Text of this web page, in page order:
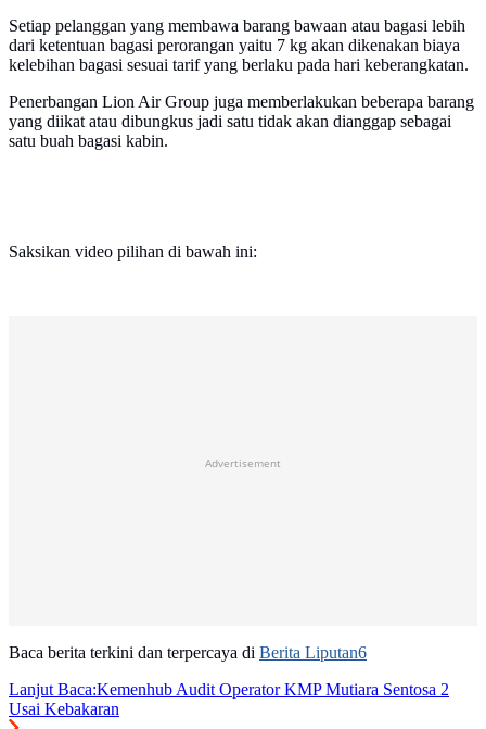
Setiap pelanggan yang membawa barang bawaan atau bagasi lebih
dari ketentuan bagasi perorangan yaitu 7 kg akan dikenakan biaya
kelebihan bagasi sesuai tarif yang berlaku pada hari keberangkatan.
Penerbangan Lion Air Group juga memberlakukan beberapa barang
yang diikat atau dibungkus jadi satu tidak akan dianggap sebagai
satu buah bagasi kabin.
Saksikan video pilihan di bawah ini:
Advertisement
Baca berita terkini dan terpercaya di Berita Liputan6
Lanjut Baca:Kemenhub Audit Operator KMP Mutiara Sentosa 2
Usai Kebakaran